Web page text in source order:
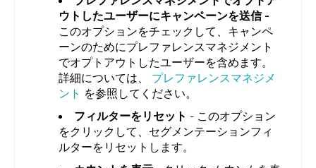
ウトしたユーザーにキャンペーンを送信 -
このオプションをチェックして、キャンペ
ーンのためにプレファレンスマネジメント
でオプトアウトしたユーザーを含めます。
詳細については、 プレファレンスマネジメ
ント を参照してください。
フィルターをリセット - このオプション
をクリックして、セグメンテーションフィ
ルターをリセットします。